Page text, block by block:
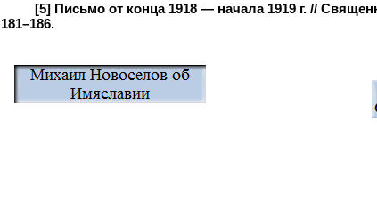
[5] Письмо от конца 1918 — начала 1919 г. //
181–186.